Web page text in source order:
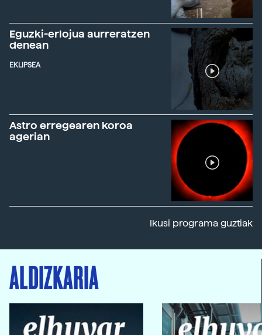
Eguzki-erlojua aurreratzen
denean
EKLIPSEA
Astro erregearen koroa
agerian
Ikusi programa guztiak
ALDIZKARIA